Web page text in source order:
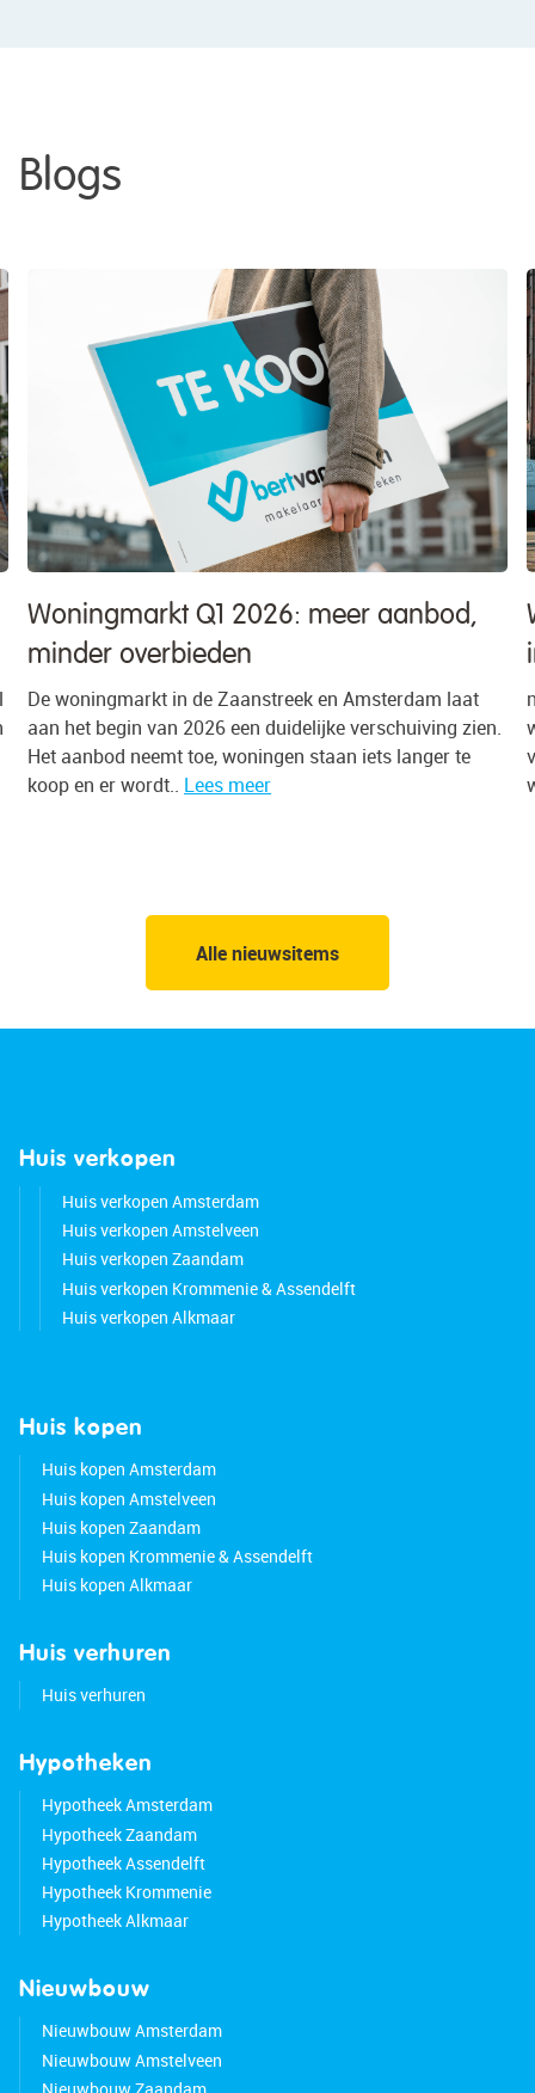
Blogs
Wat doet de huizenmarkt in Amsterdam
in 2026?
n het tweede kwartaal van 2026 werd 78% van alle
woningen in de gemeente Amsterdam verkocht boven de
vraagprijs, tegen 75% een kwartaal eerder. Gemiddeld
werd 7,1% meer betaald dan..
Alle nieuwsitems
Huis verkopen
Huis verkopen Amsterdam
Huis verkopen Amstelveen
Huis verkopen Zaandam
Huis verkopen Krommenie & Assendelft
Huis verkopen Alkmaar
Huis kopen
Huis kopen Amsterdam
Huis kopen Amstelveen
Huis kopen Zaandam
Huis kopen Krommenie & Assendelft
Huis kopen Alkmaar
Huis verhuren
Huis verhuren
Hypotheken
Hypotheek Amsterdam
Hypotheek Zaandam
Hypotheek Assendelft
Hypotheek Krommenie
Hypotheek Alkmaar
Nieuwbouw
Nieuwbouw Amsterdam
Nieuwbouw Amstelveen